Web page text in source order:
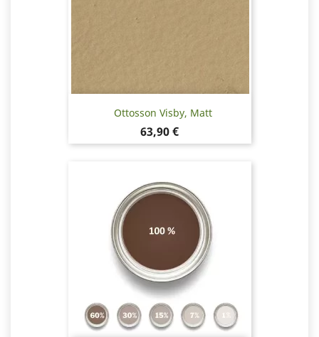
Ottosson Visby, Matt
Pris
63,90 €